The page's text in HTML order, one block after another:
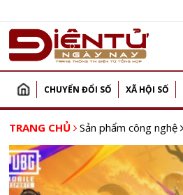
CHUYỂN ĐỔI SỐ XÃ HỘI SỐ
TRANG CHỦ Sản phẩm công nghệ